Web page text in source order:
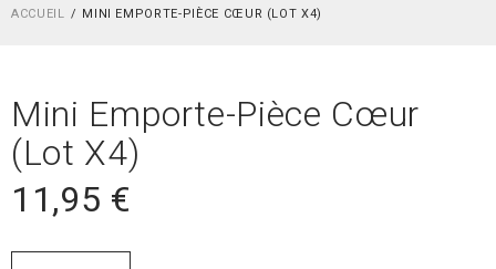
ACCUEIL MINI EMPORTE-PIÈCE CŒUR (LOT X4)
Mini Emporte-Pièce Cœur
(lot X4)
11,95 €